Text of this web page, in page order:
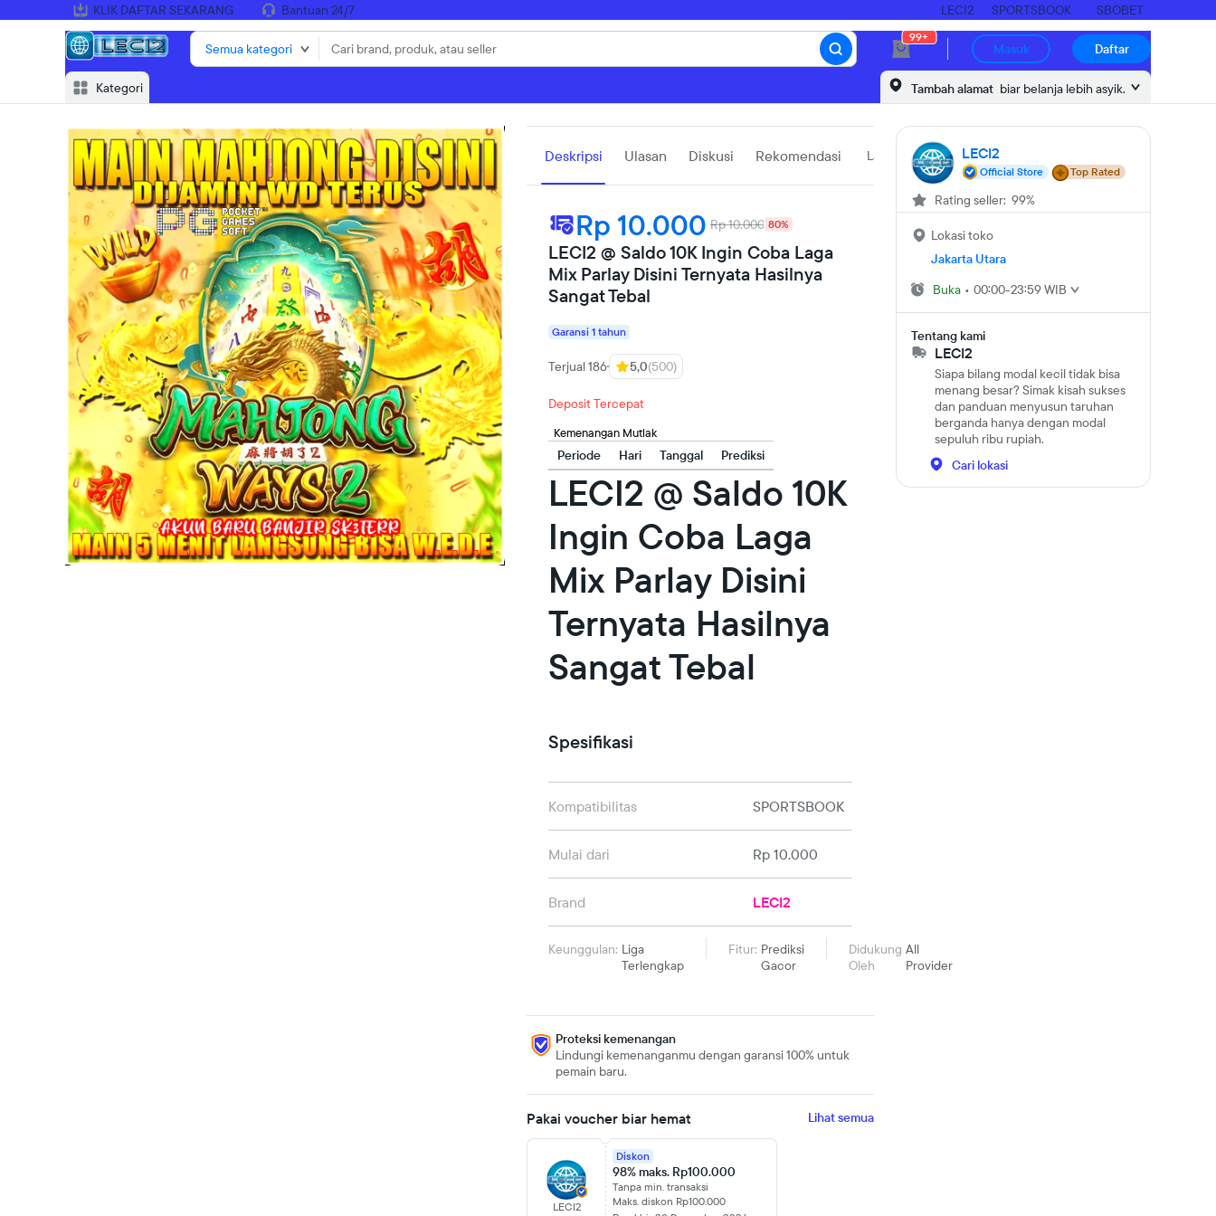
KLIK DAFTAR SEKARANG Bantuan 24/7 LECI2 SPORTSBOOK SBOBET
Kategori
Semua kategori
99+
Masuk Daftar
Tambah alamat biar belanja lebih asyik.
Deskripsi Ulasan Diskusi Rekomendasi Laporkan produk
Rp 10.000 Rp 10.000 80%
LECI2 @ Saldo 10K Ingin Coba Laga
Mix Parlay Disini Ternyata Hasilnya
Sangat Tebal
Garansi 1 tahun
Terjual 186 5,0(500)
Deposit Tercepat
Kemenangan Mutlak
Periode Hari Tanggal Prediksi
LECI2 @ Saldo 10K
Ingin Coba Laga
Mix Parlay Disini
Ternyata Hasilnya
Sangat Tebal
Spesifikasi
Kompatibilitas SPORTSBOOK
Mulai dari Rp 10.000
Brand LECI2
Keunggulan: Liga
Terlengkap
Fitur: Prediksi
Gacor
Didukung
Oleh
All
Provider
Proteksi kemenangan
Lindungi kemenanganmu dengan garansi 100% untuk
pemain baru.
Pakai voucher biar hemat Lihat semua
LECI2
Diskon
98% maks. Rp100.000
Tanpa min. transaksi
Maks. diskon Rp100.000
LECI2
Official Store Top Rated
Rating seller: 99%
Lokasi toko
Jakarta Utara
Buka • 00:00-23:59 WIB
Tentang kami
LECI2
Siapa bilang modal kecil tidak bisa
menang besar? Simak kisah sukses
dan panduan menyusun taruhan
berganda hanya dengan modal
sepuluh ribu rupiah.
Cari lokasi